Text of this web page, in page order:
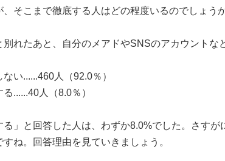
、そこまで徹底する人はどの程度いるのでしょう
別れたあと、自分のメアドやSNSのアカウントな
い......460人（92.0％）
......40人（8.0％）
る」と回答した人は、わずか8.0%でした。さす
すね。回答理由を見ていきましょう。